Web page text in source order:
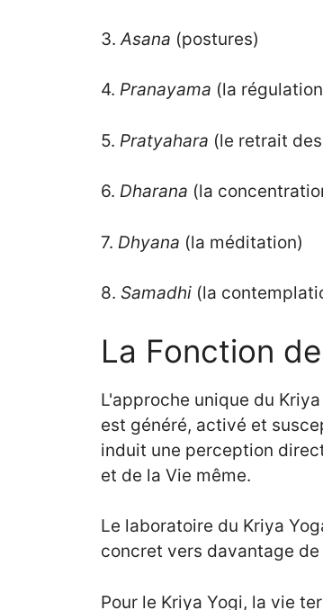
3.Asana (postures)
4. Pranayama (la
5. Pratyahara (le retrait
6. Dharana (la
7. Dhyana (la méditation)
8. Samadhi (la
La Fonction
L'approche unique du
est généré, activé et
induit une perception
et de la Vie même.
Le laboratoire du Kriya
concret vers davantage
Pour le Kriya Yogi, la vie